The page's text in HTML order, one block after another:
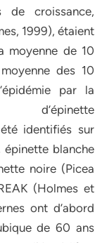
de croissance,
1999), étaient
moyenne de 10
des 10
par la
d’épinette
identifiés sur
épinette blanche
noire (Picea
(Holmes et
ont d’abord
de 60 ans